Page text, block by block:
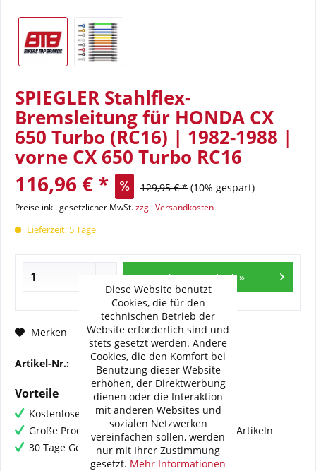
SPIEGLER Stahlflex-
Bremsleitung für HONDA CX
650 Turbo (RC16) | 1982-1988 |
vorne CX 650 Turbo RC16
116,96 € * 129,95 € * (10% gespart)
Preise inkl. gesetzlicher MwSt.zzgl. Versandkosten
Lieferzeit: 5 Tage
In den Warenkorb »
Merken Fragen zum Artikel?
Artikel-Nr.: 121-10956-XX
Vorteile
Kostenloser Versand ab € 60,- Bestellwert
Große Produktauswahl mit mehr als 80.000 Artikeln
30 Tage Geld-Zurück-Garantie
Diese Website benutzt
Cookies, die für den
technischen Betrieb der
Website erforderlich sind und
stets gesetzt werden. Andere
Cookies, die den Komfort bei
Benutzung dieser Website
erhöhen, der Direktwerbung
dienen oder die Interaktion
mit anderen Websites und
sozialen Netzwerken
vereinfachen sollen, werden
nur mit Ihrer Zustimmung
gesetzt. Mehr Informationen